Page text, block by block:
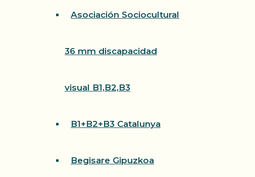
Asociación Sociocultural
36 mm discapacidad
visual B1,B2,B3
B1+B2+B3 Catalunya
Begisare Gipuzkoa